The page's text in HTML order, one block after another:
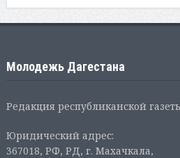
Молодежь Дагестана
Редакция республиканской
Юридический адрес:
367018, РФ, РД, г. Махачкала,